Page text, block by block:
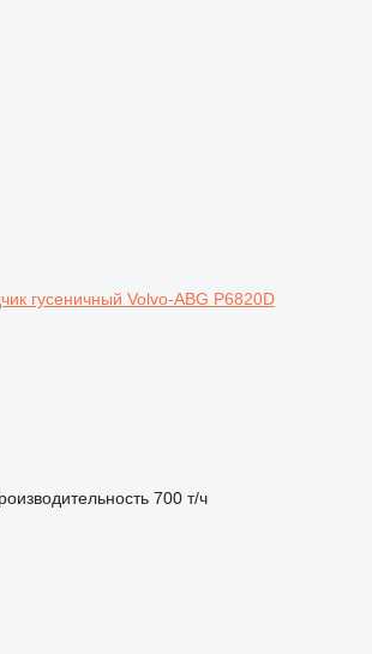
гусеничный Volvo-ABG P6820D
700 т/ч